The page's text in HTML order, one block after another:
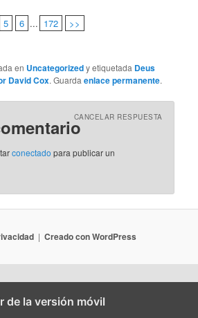
5 6 ... 172 >>
en Uncategorizedy etiquetada Deus
David Cox. Guardaenlace permanente.
CANCELAR RESPUESTA
conectado para publicar un
Creado con WordPress
de la versión móvil